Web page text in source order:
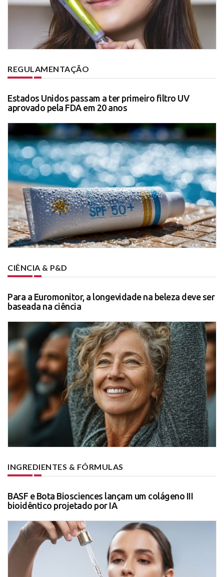
REGULAMENTAÇÃO
Estados Unidos passam a ter primeiro filtro UV
aprovado pela FDA em 20 anos
CIÊNCIA & P&D
Para a Euromonitor, a longevidade na beleza deve ser
baseada na ciência
INGREDIENTES & FÓRMULAS
BASF e Bota Biosciences lançam um colágeno III
bioidêntico projetado por IA